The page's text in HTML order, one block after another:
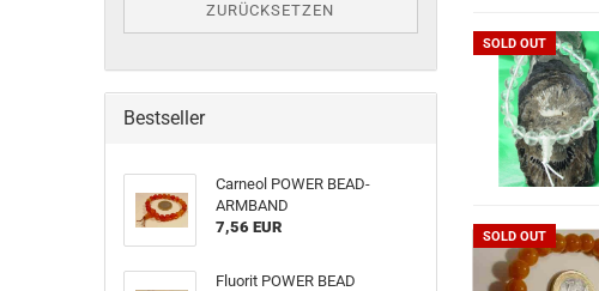
SOLD OUT
SOLD OUT
ZURÜCKSETZEN
Bestseller
Carneol POWER BEAD-
ARMBAND
7,56 EUR
Fluorit POWER BEAD